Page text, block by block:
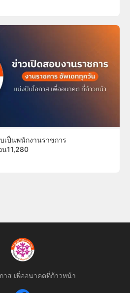
เป็นพนักงานราชการ
11,280
าส เพื่ออนาคตที่ก้าวหน้า